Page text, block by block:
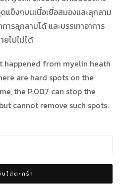
แข็งๆบนเนื้อเยื่อสมองและลุกลาม
รลุกลามได้ และบรรเทาอาการ
ยไปไม่ได้
from myelin heath
are hard spots on the
the P.007 can stop the
cannot remove such spots.
ใส่ตะกร้า